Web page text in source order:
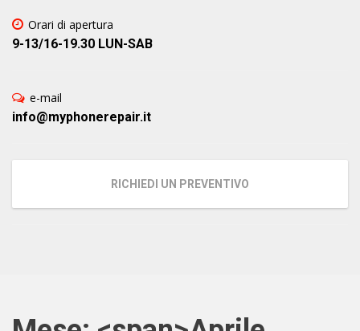
Orari di apertura
9-13/16-19.30 LUN-SAB
e-mail
info@myphonerepair.it
RICHIEDI UN PREVENTIVO